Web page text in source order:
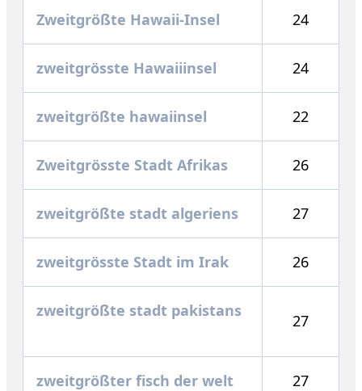
Zweitgrößte Hawaii-Insel 24
zweitgrösste Hawaiiinsel 24
zweitgrößte hawaiinsel 22
Zweitgrösste Stadt Afrikas 26
zweitgrößte stadt algeriens 27
zweitgrösste Stadt im Irak 26
zweitgrößte stadt pakistans
27
zweitgrößter fisch der welt 27